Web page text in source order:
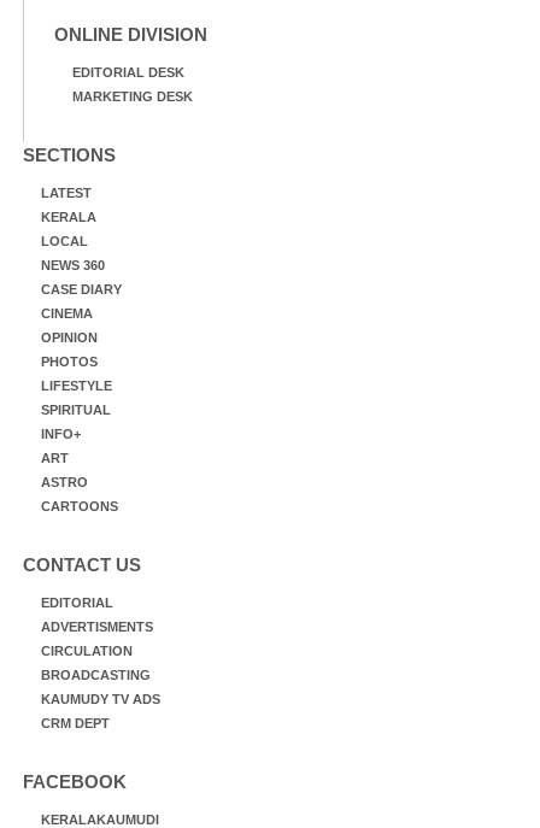
ONLINE DIVISION
EDITORIAL DESK
MARKETING DESK
SECTIONS
LATEST
KERALA
LOCAL
NEWS 360
CASE DIARY
CINEMA
OPINION
PHOTOS
LIFESTYLE
SPIRITUAL
INFO+
ART
ASTRO
CARTOONS
CONTACT US
EDITORIAL
ADVERTISMENTS
CIRCULATION
BROADCASTING
KAUMUDY TV ADS
CRM DEPT
FACEBOOK
KERALAKAUMUDI